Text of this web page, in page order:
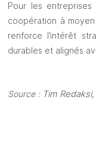
Pour les
coopération à
renforce l’intérêt
durables et alignés
Source : Tim